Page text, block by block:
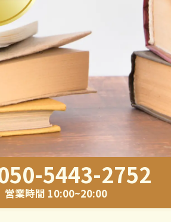
5443-2752
営業時間 10:00~20:00